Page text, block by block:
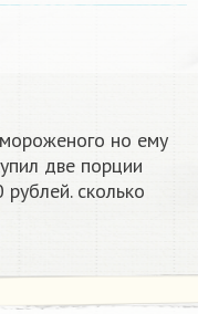
но ему
две порции
сколько